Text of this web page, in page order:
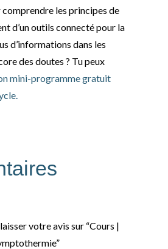
comprendre les principes de
d’un outils connecté pour la
d’informations dans les
des doutes ? Tu peux
mini-programme gratuit
votre avis sur “Cours |